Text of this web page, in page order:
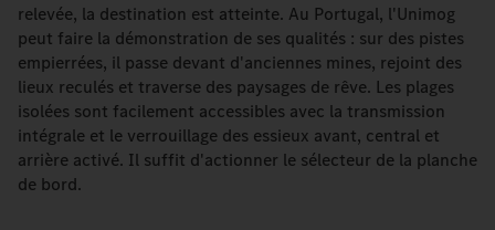
relevée, la destination est atteinte. Au Portugal, l'Unimog
peut faire la démonstration de ses qualités : sur des pistes
empierrées, il passe devant d'anciennes mines, rejoint des
lieux reculés et traverse des paysages de rêve. Les plages
isolées sont facilement accessibles avec la transmission
intégrale et le verrouillage des essieux avant, central et
arrière activé. Il suffit d'actionner le sélecteur de la planche
de bord.